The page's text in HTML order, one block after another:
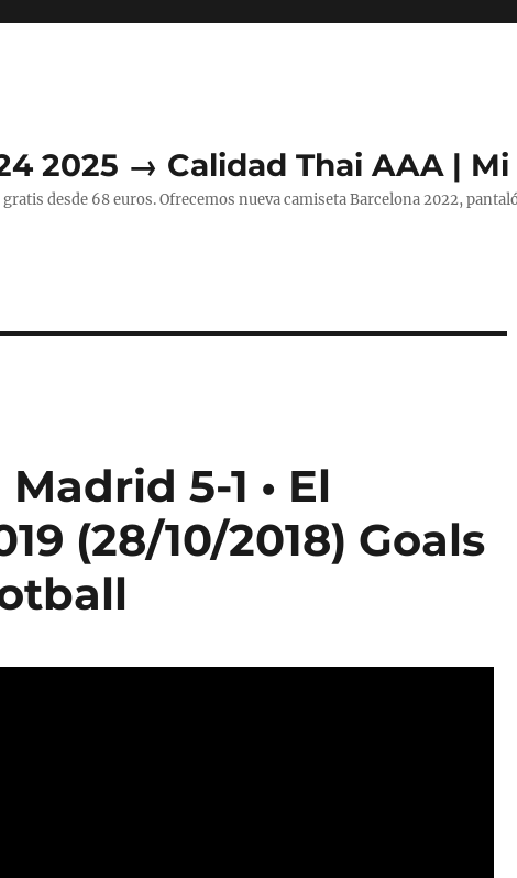
2025 → Calidad Thai AAA |
desde 68 euros. Ofrecemos nueva camiseta Barcelona 2022,
5-1 • El
(28/10/2018) Goals